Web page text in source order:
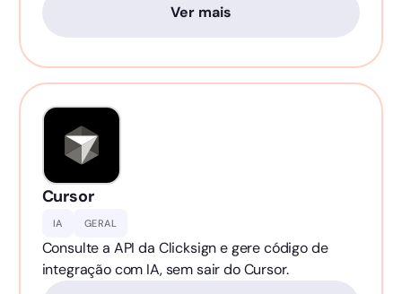
Ver mais
Cursor
IA GERAL
Consulte a API da Clicksign e gere código de
integração com IA, sem sair do Cursor.